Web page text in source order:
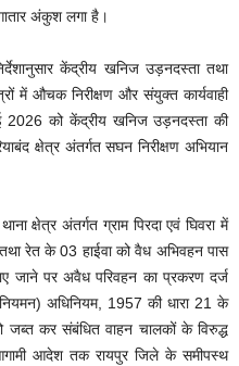
अंकुश लगा है।
केंद्रीय खनिज उड़नदस्ता तथा
में औचक निरीक्षण और संयुक्त कार्यवाही
2026 को केंद्रीय खनिज उड़नदस्ता की
क्षेत्र अंतर्गत सघन निरीक्षण अभियान
क्षेत्र अंतर्गत ग्राम पिरदा एवं घिवरा में
रेत के 03 हाईवा को वैध अभिवहन पास
जाने पर अवैध परिवहन का प्रकरण दर्ज
अधिनियम, 1957 की धारा 21 के
जब्त कर संबंधित वाहन चालकों के विरुद्ध
आदेश तक रायपुर जिले के समीपस्थ